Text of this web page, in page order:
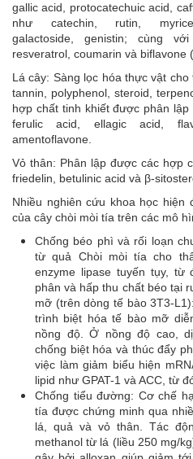
gallic acid, protocatechuic acid,
như catechin, rutin,
galactoside, genistin; cùng
resveratrol, coumarin và biflavone
Lá cây: Sàng lọc hóa thực vật
tannin, polyphenol, steroid,
hợp chất tinh khiết được phân
ferulic acid, ellagic acid,
amentoflavone.
Vỏ thân: Phân lập được các hợp
friedelin, betulinic acid và β-
Nhiều nghiên cứu khoa học
của cây chòi mòi tía trên các mô
Chống béo phì và rối loạn
từ quả Chòi mòi tía cho
enzyme lipase tuyến tụy,
phân và hấp thu chất béo tại
mỡ (trên dòng tế bào 3T3-
trình biệt hóa tế bào mỡ
nồng độ. Ở nồng độ cao,
chống biệt hóa và thúc đẩy
việc làm giảm biểu hiện
lipid như GPAT-1 và ACC, từ
Chống tiểu đường: Cơ chế
tía được chứng minh qua
lá, quả và vỏ thân. Tác
methanol từ lá (liều 250 mg/